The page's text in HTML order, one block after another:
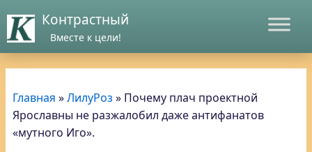
Контрастный
Вместе к цели!
Главная »ЛилуРоз » Почему плач проектной
Ярославны не разжалобил даже антифанатов
«мутного Иго».